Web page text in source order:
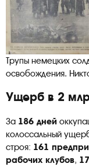
Трупы немецких
освобождения.
Ущерб в 2
За 186 дней
колоссальный
строя: 161
рабочих клубов,